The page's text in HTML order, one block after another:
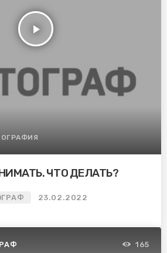
play_arrow
ЧТО ДЕЛАТЬ?
23.02.2022
165